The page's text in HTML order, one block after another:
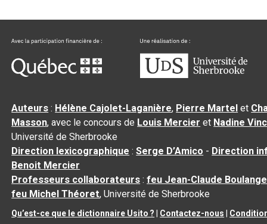
Auteurs : Hélène Cajolet-Laganière, Pierre Martel et
Masson, avec le concours de Louis Mercier et Nadine
Université de Sherbrooke
Direction lexicographique :Serge D’Amico - Direction
Benoit Mercier
Professeurs collaborateurs :feu Jean-Claude
feu Michel Théoret, Université de Sherbrooke
Qu’est-ce que le dictionnaire Usito ? Contactez-nous